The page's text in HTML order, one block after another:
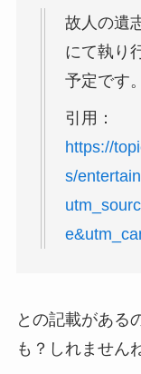
故人の遺
にて執り
予定です。
引用：
https://
s/
との記載がある
も？しれません